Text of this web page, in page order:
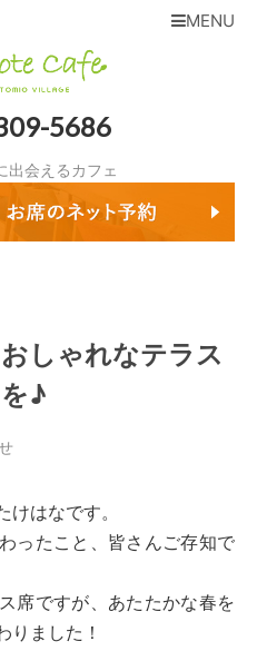
5686
出会えるカフェ
MENU
しゃれなテラス
♪
はなです。
ったこと、皆さんご存知で
席ですが、あたたかな春を
りました！